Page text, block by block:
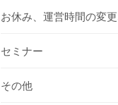
お休み、運営時間の変
セミナー
その他